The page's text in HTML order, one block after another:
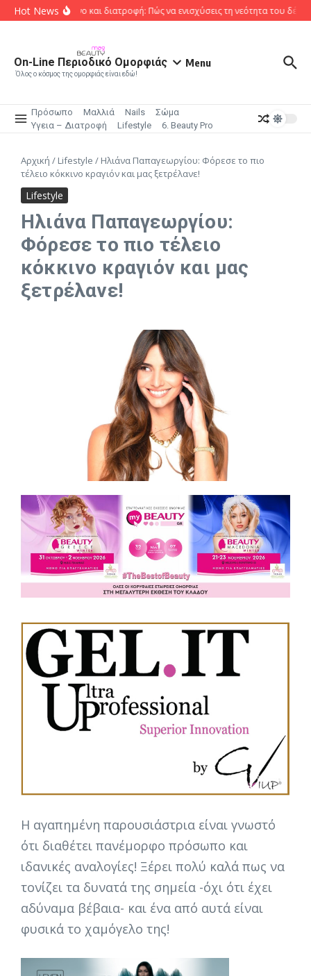
Μετάβαση στο περιεχόμενο
Hot NewsΚολλαγόνο και διατροφή: Πώς να ενισχύσεις τη νεότητα του
On-Line Περιοδικό Ομορφιάς
Όλος ο κόσμος της ομορφιάς είναι εδώ!
Menu
Πρόσωπο Μαλλιά Nails
Σώμα
Υγεια – Διατροφή
Lifestyle 6. Beauty Pro
Αρχική / Lifestyle / Ηλιάνα Παπαγεωργίου: Φόρεσε το πιο
τέλειο κόκκινο κραγιόν και μας ξετρέλανε!
Lifestyle
Ηλιάνα Παπαγεωργίου:
Φόρεσε το πιο τέλειο
κόκκινο κραγιόν και μας
ξετρέλανε!
Η αγαπημένη παρουσιάστρια είναι γνωστό
ότι διαθέτει πανέμορφο πρόσωπο και
ιδανικές αναλογίες! Ξέρει πολύ καλά πως να
τονίζει τα δυνατά της σημεία -όχι ότι έχει
αδύναμα βέβαια- και ένα από αυτά είναι
φυσικά το χαμόγελο της!